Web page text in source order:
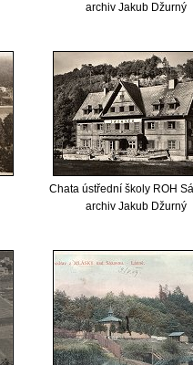
archiv Jakub Džurný
Chata ústřední školy ROH
archiv Jakub Džurný